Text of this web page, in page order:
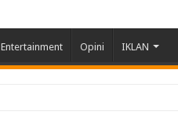
Entertainment Opini IKLAN